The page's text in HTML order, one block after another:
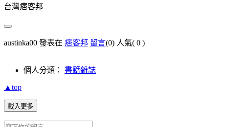
台灣痞客邦
austinka00 發表在 痞客邦 留言(0) 人氣( 0 )
個人分類： 書籍雜誌
▲top
載入更多